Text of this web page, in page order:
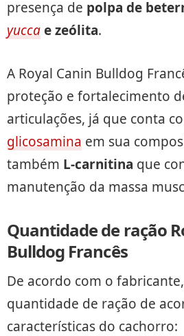
presença de polpa de
yuccae zeólita.
A Royal Canin Bulldog
proteção e fortalecimento
articulações, já que conta
glicosamina em sua
também L-carnitina que
manutenção da massa
Quantidade de ração
Bulldog Francês
De acordo com o
quantidade de ração de
características do cachorro: